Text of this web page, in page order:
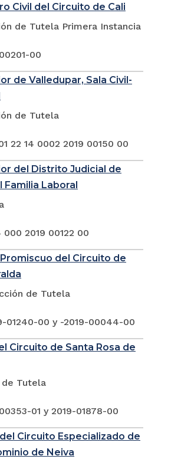
Civil del Circuito de Cali
de Tutela Primera Instancia
00
de Valledupar, Sala Civil-
de Tutela
22 14 0002 2019 00150 00
del Distrito Judicial de
Familia Laboral
000 2019 00122 00
del Circuito de
de Tutela
01240-00 y -2019-00044-00
Circuito de Santa Rosa de
de Tutela
01 y 2019-01878-00
Circuito Especializado de
de Neiva